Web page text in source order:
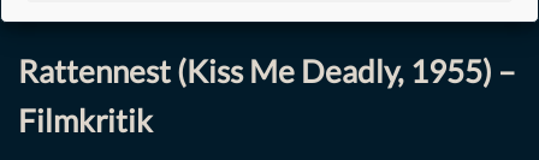
Rattennest (Kiss Me Deadly, 1955) –
Filmkritik